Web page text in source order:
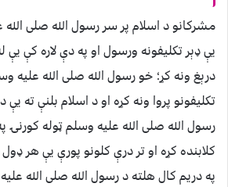
مشرکانو د اسلام پر سر رسول الله صلی
يې ډېر تکليفونه ورسول او په دې لاره کې يې
درېغ ونه کړ؛ خو رسول الله صلی الله عليه
تکليفونو پروا ونه کړه او د اسلام بلنې ته
رسول الله صلی الله عليه وسلم ټوله
کلابنده کړه او تر درې کلونو پورې يې هر
په دريم کال هلته د رسول الله صلی الله